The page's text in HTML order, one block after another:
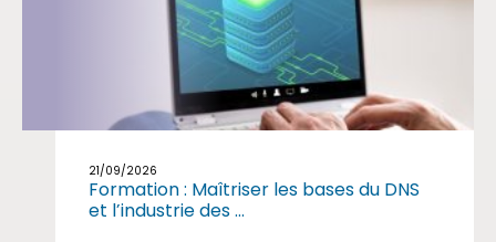
21/09/2026
Formation : Maîtriser les bases du DNS
et l’industrie des ...